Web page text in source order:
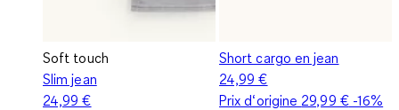
Soft touch
Slim jean
24,99 €
Short cargo en jean
24,99 €
Prix d‘origine 29,99 €-16%